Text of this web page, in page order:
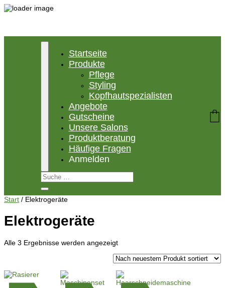
Startseite
Produkte
Pflege
Styling
Kopfhautspezialisten
Angebote
Gutscheine
Unsere Salons
Produktberatung
Häufige Fragen
Anmelden
Start / Elektrogeräte
Elektrogeräte
Alle 3 Ergebnisse werden angezeigtNach
sortiert